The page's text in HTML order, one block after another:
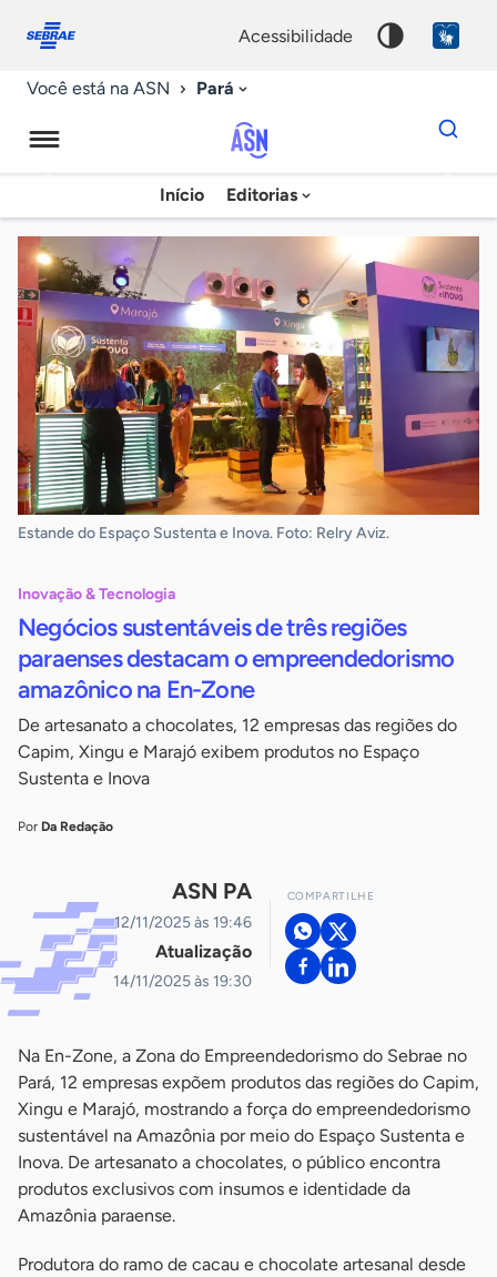
conosco
acessibilidade
Você está na ASN Pará
Agência
Sebrae
de
Notícias
Início Editorias
Dados
para
chave
Estande do Espaço Sustenta e Inova. Foto: Relry Aviz.
Inovação & Tecnologia
Negócios sustentáveis de três regiões
paraenses destacam o empreendedorismo
amazônico na En-Zone
De artesanato a chocolates, 12 empresas das regiões do
Capim, Xingu e Marajó exibem produtos no Espaço
Sustenta e Inova
Por Da Redação
ASN PA
12/11/2025 às 19:46
Atualização
14/11/2025 às 19:30
COMPARTILHE
Na En-Zone, a Zona do Empreendedorismo do Sebrae no
Pará, 12 empresas expõem produtos das regiões do Capim,
Xingu e Marajó, mostrando a força do empreendedorismo
sustentável na Amazônia por meio do Espaço Sustenta e
Inova. De artesanato a chocolates, o público encontra
produtos exclusivos com insumos e identidade da
Amazônia paraense.
Produtora do ramo de cacau e chocolate artesanal desde